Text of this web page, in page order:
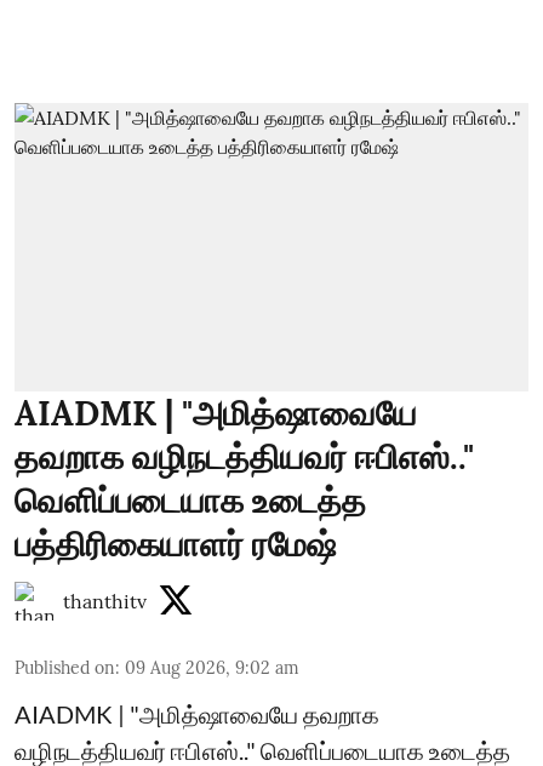
AIADMK | "அமித்ஷாவையே
தவறாக வழிநடத்தியவர் ஈபிஎஸ்.."
வெளிப்படையாக உடைத்த
பத்திரிகையாளர் ரமேஷ்
thanthitv
Published on: 09 Aug 2026, 9:02 am
AIADMK | "அமித்ஷாவையே தவறாக
வழிநடத்தியவர் ஈபிஎஸ்.." வெளிப்படையாக உடைத்த